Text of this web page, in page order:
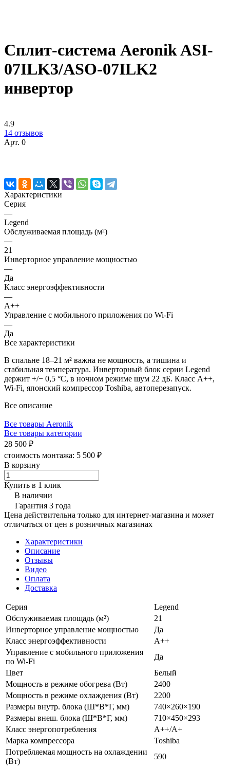
Сплит-система Aeronik ASI-
07ILK3/ASO-07ILK2
инвертор
4.9
14 отзывов
Арт. 0
Характеристики
Серия
—
Legend
Обслуживаемая площадь (м²)
—
21
Инверторное управление мощностью
—
Да
Класс энергоэффективности
—
A++
Управление c мобильного приложения по Wi-Fi
—
Да
Все характеристики
В спальне 18–21 м² важна не мощность, а тишина и
стабильная температура. Инверторный блок серии Legend
держит +/− 0,5 °C, в ночном режиме шум 22 дБ. Класс А++,
Wi-Fi, японский компрессор Toshiba, автоперезапуск.
Все описание
Все товары Aeronik
Все товары категории
28 500 ₽
стоимость монтажа: 5 500 ₽
В корзину
Купить в 1 клик
В наличии
Гарантия 3 года
Цена действительна только для интернет-магазина и может
отличаться от цен в розничных магазинах
Характеристики
Описание
Отзывы
Видео
Оплата
Доставка
Серия
Legend
Обслуживаемая площадь (м²)
21
Инверторное управление мощностью
Да
Класс энергоэффективности
A++
Управление c мобильного приложения
по Wi-Fi
Да
Цвет
Белый
Мощность в режиме обогрева (Вт)
2400
Мощность в режиме охлаждения (Вт)
2200
Размеры внутр. блока (Ш*В*Г, мм)
740×260×190
Размеры внеш. блока (Ш*В*Г, мм)
710×450×293
Класс энергопотребления
А++/А+
Марка компрессора
Toshiba
Потребляемая мощность на охлаждении
(Вт)
590